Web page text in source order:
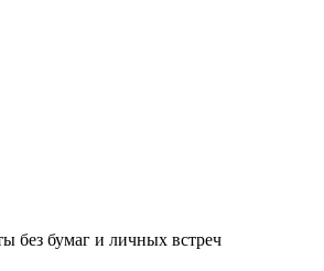
без бумаг и личных встреч